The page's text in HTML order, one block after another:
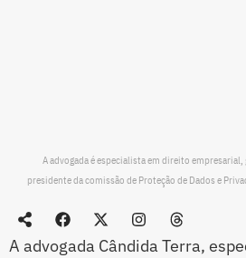
A advogada é especialista em direito
presidente da comissão de Proteção de Dados e
A advogada Cândida Terra,